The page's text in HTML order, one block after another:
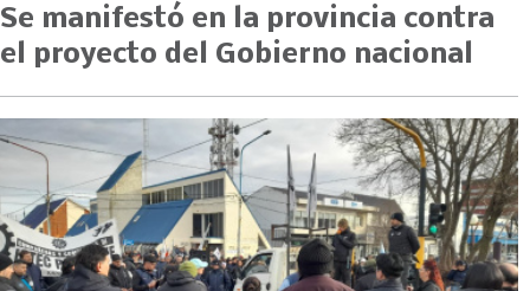
Se manifestó en la provincia contra
el proyecto del Gobierno nacional